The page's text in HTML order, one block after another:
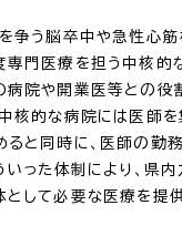
争う脳卒中や急性心
門医療を担う中核的
病院や開業医等との役
核的な病院には医師を
と同時に、医師の勤
いった体制により、県
して必要な医療を提